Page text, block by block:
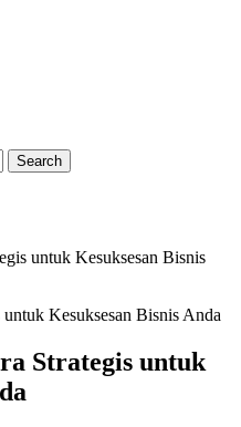
untuk Kesuksesan Bisnis
Strategis untuk